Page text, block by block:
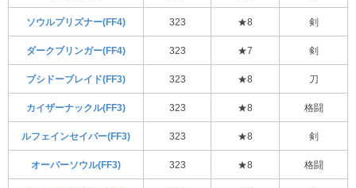
ソウルプリズナー(FF4) 323 ★8 剣
ダークブリンガー(FF4) 323 ★7 剣
ブシドーブレイド(FF3) 323 ★8 刀
カイザーナックル(FF3) 323 ★8 格闘
ルフェインセイバー(FF3) 323 ★8 剣
オーバーソウル(FF3) 323 ★8 格闘